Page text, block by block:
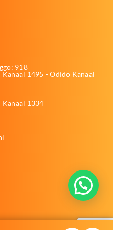
918
1495 - Odido Kanaal
Kanaal 1334